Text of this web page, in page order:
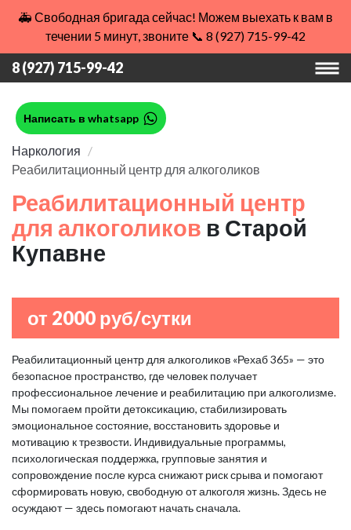
🚑 Свободная бригада сейчас! Можем выехать к вам в
течении 5 минут, звоните 📞 8 (927) 715-99-42
8 (927) 715-99-42
Написать в whatsapp
Наркология
Реабилитационный центр для алкоголиков
Реабилитационный центр
для алкоголиков в Старой
Купавне
от 2000 руб/сутки
Реабилитационный центр для алкоголиков «Рехаб 365» — это
безопасное пространство, где человек получает
профессиональное лечение и реабилитацию при алкоголизме.
Мы помогаем пройти детоксикацию, стабилизировать
эмоциональное состояние, восстановить здоровье и
мотивацию к трезвости. Индивидуальные программы,
психологическая поддержка, групповые занятия и
сопровождение после курса снижают риск срыва и помогают
сформировать новую, свободную от алкоголя жизнь. Здесь не
осуждают — здесь помогают начать сначала.